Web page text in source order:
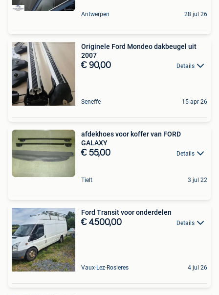
Antwerpen 28 jul 26
Originele Ford Mondeo dakbeugel uit
2007
€ 90,00 Details
Seneffe 15 apr 26
afdekhoes voor koffer van FORD
GALAXY
€ 55,00 Details
Tielt 3 jul 22
Ford Transit voor onderdelen
€ 4.500,00 Details
Vaux-Lez-Rosieres 4 jul 26